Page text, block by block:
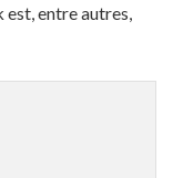
entre autres,